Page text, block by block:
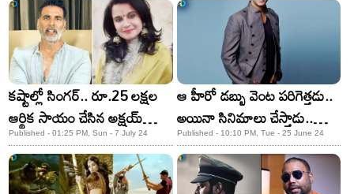
కష్టాల్లో సింగర్.. రూ.25 లక్షల
ఆర్థిక సాయం చేసిన అక్షయ్
కుమార్!
Published - 01:25 PM, Sun - 7 July 24
ఆ హీరో డబ్బు వెంట పరిగెత్తడు..
అయినా సినిమాలు చేస్తాడు..
ఎందుకంటే?
Published - 10:10 PM, Tue - 25 June 24